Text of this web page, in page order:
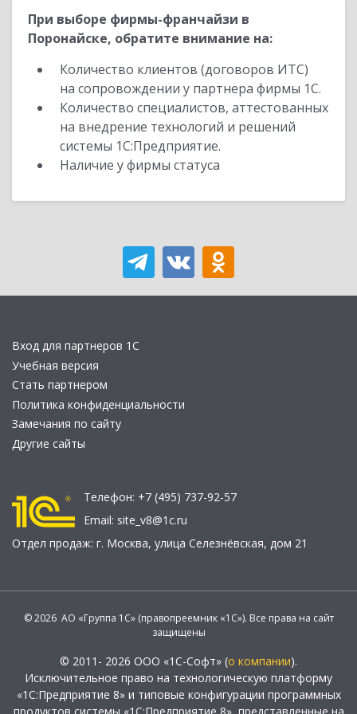
При выборе фирмы-франчайзи в
Поронайске, обратите внимание на:
Количество клиентов (договоров ИТС)
на сопровождении у партнера фирмы 1С.
Количество специалистов, аттестованных
на внедрение технологий и решений
системы 1С:Предприятие.
Наличие у фирмы статуса
Вход для партнеров 1С
Учебная версия
Стать партнером
Политика конфиденциальности
Замечания по сайту
Другие сайты
Телефон: +7 (495) 737-92-57
Email: site_v8@1c.ru
Отдел продаж: г. Москва, улица Селезнёвская, дом 21
© 2026 АО «Группа 1С» (правопреемник «1С»). Все права на сайт
защищены
© 2011- 2026 ООО «1С-Софт» (о компании).
Исключительное право на технологическую платформу
«1С:Предприятие 8» и типовые конфигурации программных